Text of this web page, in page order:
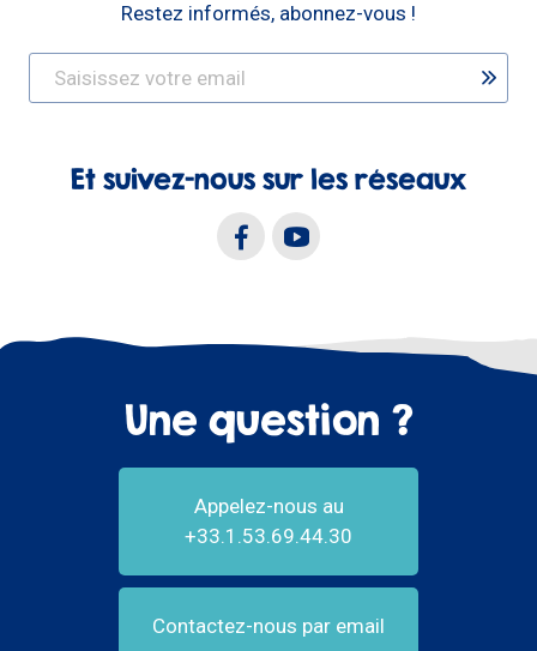
Restez informés, abonnez-vous !
Et suivez-nous sur les réseaux
Une question ?
Appelez-nous au
+33.1.53.69.44.30
Contactez-nous par email